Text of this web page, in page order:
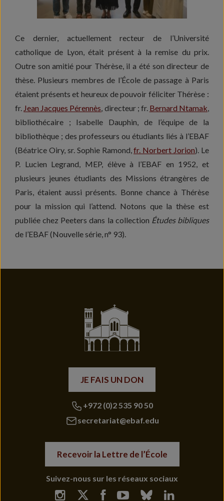
Ce dernier, actuellement recteur de l’Université
catholique de Lyon, était présent à la remise du prix.
Outre son amitié pour Thérèse, il a été son directeur de
thèse. Plusieurs membres de l’École de passage à Paris
étaient présents et heureux de pouvoir féliciter Thérèse :
fr. Jean Jacques Pérennès , directeur ; fr. Bernard Ntamak
bibliothécaire ; Isabelle Dauphin, de l’équipe de la
bibliothèque ; des professeurs ou étudiants liés à l’EBAF
(Béatrice Oiry, sr. Sophie Ramond,fr. Norbert Jorion). Le
P. Lucien Legrand, MEP, élève à l’EBAF en 1952, et
plusieurs jeunes étudiants des Missions étrangères de
Paris, étaient aussi présents. Bonne chance à Thérèse
pour la mission qui l’attend. Notons que la thèse est
publiée chez Peeters dans la collection Études bibliques
de l’EBAF (Nouvelle série, n° 93).
JE FAIS UN DON
+972 (0)2 535 90 50
secretariat@ebaf.edu
Recevoir la Lettre de l’École
Suivez-nous sur les réseaux sociaux